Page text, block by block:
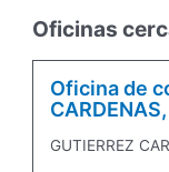
Oficinas
Oficina de
GUTIERREZ